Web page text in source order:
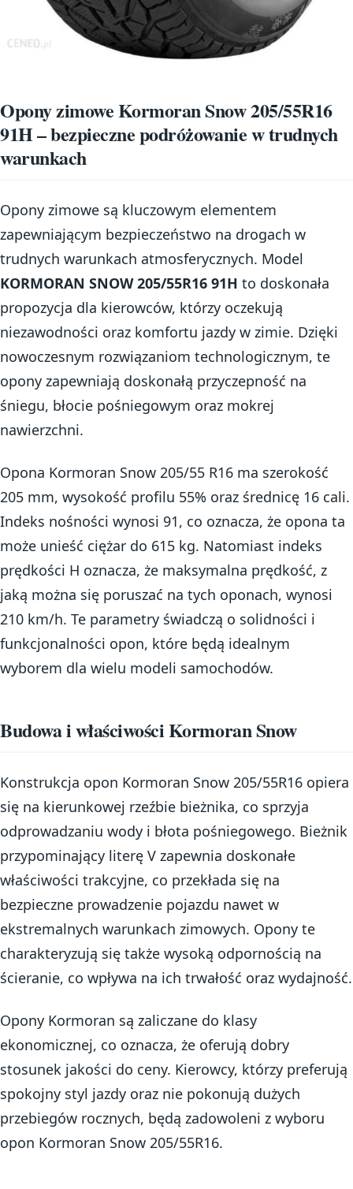
Opony zimowe Kormoran Snow 205/55R16
91H – bezpieczne podróżowanie w trudnych
warunkach
Opony zimowe są kluczowym elementem
zapewniającym bezpieczeństwo na drogach w
trudnych warunkach atmosferycznych. Model
KORMORAN SNOW 205/55R16 91H to doskonała
propozycja dla kierowców, którzy oczekują
niezawodności oraz komfortu jazdy w zimie. Dzięki
nowoczesnym rozwiązaniom technologicznym, te
opony zapewniają doskonałą przyczepność na
śniegu, błocie pośniegowym oraz mokrej
nawierzchni.
Opona Kormoran Snow 205/55 R16 ma szerokość
205 mm, wysokość profilu 55% oraz średnicę 16 cali.
Indeks nośności wynosi 91, co oznacza, że opona ta
może unieść ciężar do 615 kg. Natomiast indeks
prędkości H oznacza, że maksymalna prędkość, z
jaką można się poruszać na tych oponach, wynosi
210 km/h. Te parametry świadczą o solidności i
funkcjonalności opon, które będą idealnym
wyborem dla wielu modeli samochodów.
Budowa i właściwości Kormoran Snow
Konstrukcja opon Kormoran Snow 205/55R16 opiera
się na kierunkowej rzeźbie bieżnika, co sprzyja
odprowadzaniu wody i błota pośniegowego. Bieżnik
przypominający literę V zapewnia doskonałe
właściwości trakcyjne, co przekłada się na
bezpieczne prowadzenie pojazdu nawet w
ekstremalnych warunkach zimowych. Opony te
charakteryzują się także wysoką odpornością na
ścieranie, co wpływa na ich trwałość oraz wydajność.
Opony Kormoran są zaliczane do klasy
ekonomicznej, co oznacza, że oferują dobry
stosunek jakości do ceny. Kierowcy, którzy preferują
spokojny styl jazdy oraz nie pokonują dużych
przebiegów rocznych, będą zadowoleni z wyboru
opon Kormoran Snow 205/55R16.